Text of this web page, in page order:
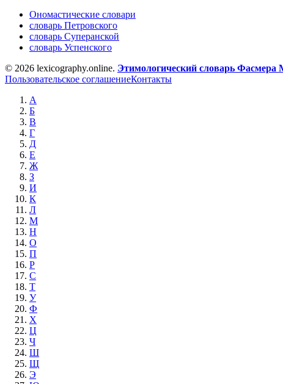
Ономастические словари
словарь Петровского
словарь Суперанской
словарь Успенского
© 2026 lexicography.online. Этимологический словарь Фасмера
Пользовательское соглашениеКонтакты
А
Б
В
Г
Д
Е
Ж
З
И
К
Л
М
Н
О
П
Р
С
Т
У
Ф
Х
Ц
Ч
Ш
Щ
Э